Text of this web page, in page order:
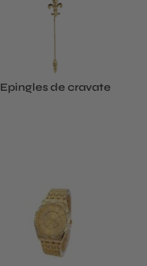
Epingles de cravate